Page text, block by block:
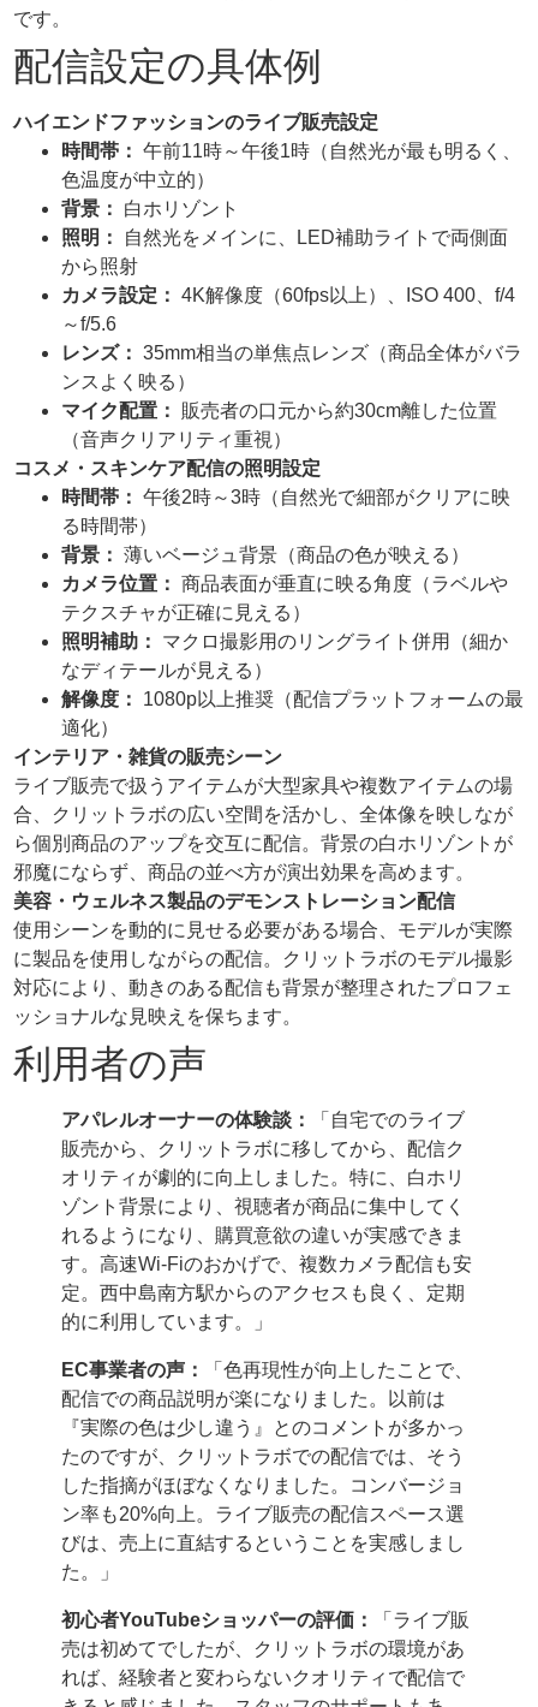
です。
配信設定の具体例
ハイエンドファッションのライブ販売設定
時間帯： 午前11時～午後1時（自然光が最も明るく、
色温度が中立的）
背景：
白ホリゾント
照明：
自然光をメインに、LED補助ライトで両側面
から照射
カメラ設定： 4K解像度（60fps以上）、ISO 400、f/4
～f/5.6
レンズ： 35mm相当の単焦点レンズ（商品全体がバラ
ンスよく映る）
マイク配置：
販売者の口元から約30cm離した位置
（音声クリアリティ重視）
コスメ・スキンケア配信の照明設定
時間帯： 午後2時～3時（自然光で細部がクリアに映
る時間帯）
背景： 薄いベージュ背景（商品の色が映える）
カメラ位置： 商品表面が垂直に映る角度（ラベルや
テクスチャが正確に見える）
照明補助：
マクロ撮影用のリングライト併用（細か
なディテールが見える）
解像度：
1080p以上推奨（配信プラットフォームの最
適化）
インテリア・雑貨の販売シーン
ライブ販売で扱うアイテムが大型家具や複数アイテムの場
合、クリットラボの広い空間を活かし、全体像を映しなが
ら個別商品のアップを交互に配信。背景の白ホリゾントが
邪魔にならず、商品の並べ方が演出効果を高めます。
美容・ウェルネス製品のデモンストレーション配信
使用シーンを動的に見せる必要がある場合、モデルが実際
に製品を使用しながらの配信。クリットラボのモデル撮影
対応により、動きのある配信も背景が整理されたプロフェ
ッショナルな見映えを保ちます。
利用者の声
アパレルオーナーの体験談：
「自宅でのライブ
販売から、クリットラボに移してから、配信ク
オリティが劇的に向上しました。特に、白ホリ
ゾント背景により、視聴者が商品に集中してく
れるようになり、購買意欲の違いが実感できま
す。高速Wi-Fiのおかげで、複数カメラ配信も安
定。西中島南方駅からのアクセスも良く、定期
的に利用しています。」
EC事業者の声：
「色再現性が向上したことで、
配信での商品説明が楽になりました。以前は
『実際の色は少し違う』とのコメントが多かっ
たのですが、クリットラボでの配信では、そう
した指摘がほぼなくなりました。コンバージョ
ン率も20%向上。ライブ販売の配信スペース選
びは、売上に直結するということを実感しまし
た。」
初心者YouTubeショッパーの評価：
「ライブ販
売は初めてでしたが、クリットラボの環境があ
れば、経験者と変わらないクオリティで配信で